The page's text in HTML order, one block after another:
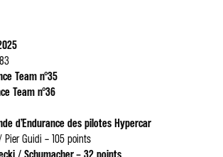
Team n°35
Team n°36
d’Endurance des pilotes Hypercar
Pier Guidi – 105 points
/ Schumacher – 32 points